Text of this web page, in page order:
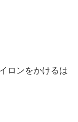
ロンをかけるは